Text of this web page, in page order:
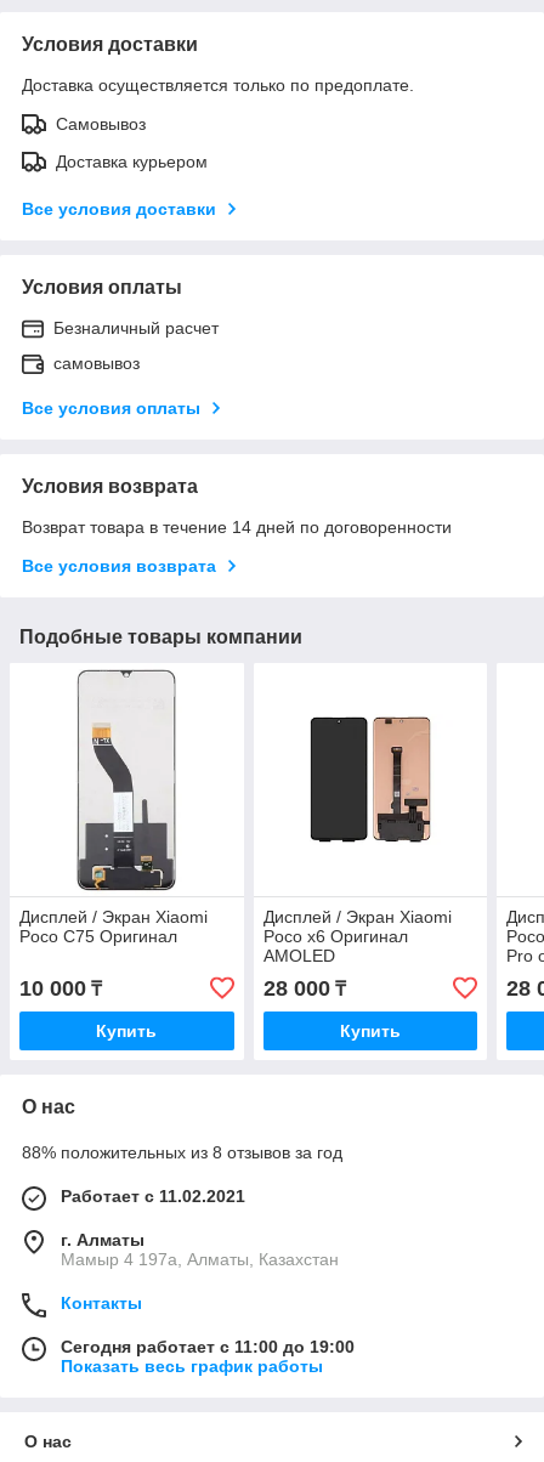
Условия доставки
Доставка осуществляется только по предоплате.
Самовывоз
Доставка курьером
Все условия доставки
Условия оплаты
Безналичный расчет
самовывоз
Все условия оплаты
Условия возврата
Возврат товара в течение 14 дней по договоренности
Все условия возврата
Подобные товары компании
Дисплей / Экран Xiaomi
Poco C75 Оригинал
10 000 ₸
Купить
Дисплей / Экран Xiaomi
Poco x6 Оригинал
AMOLED
28 000₸
Купить
Pro
28
О нас
88% положительных из 8 отзывов за год
Работает с 11.02.2021
г. Алматы
Мамыр 4 197а, Алматы, Казахстан
Контакты
Сегодня работает с 11:00 до 19:00
Показать весь график работы
О нас